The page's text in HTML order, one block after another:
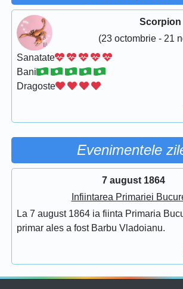
Scorpion
(23 octombrie - 21
Sanatate
Bani
Dragoste
Evenimentele
7 august 1864
Infiintarea Primariei
La 7 august 1864 ia fiinta Primaria
primar ales a fost Barbu Vladoianu.